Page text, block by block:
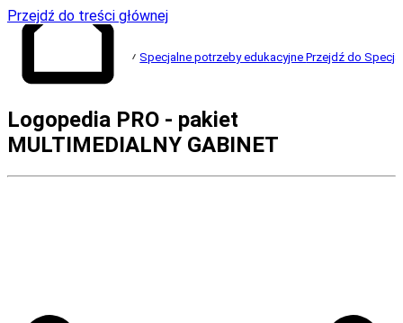
Przejdź do treści głównej
Przejdź do strony
głównej
Specjalne potrzeby edukacyjnePrzejdź do
Logopedia PRO - pakiet
MULTIMEDIALNY GABINET